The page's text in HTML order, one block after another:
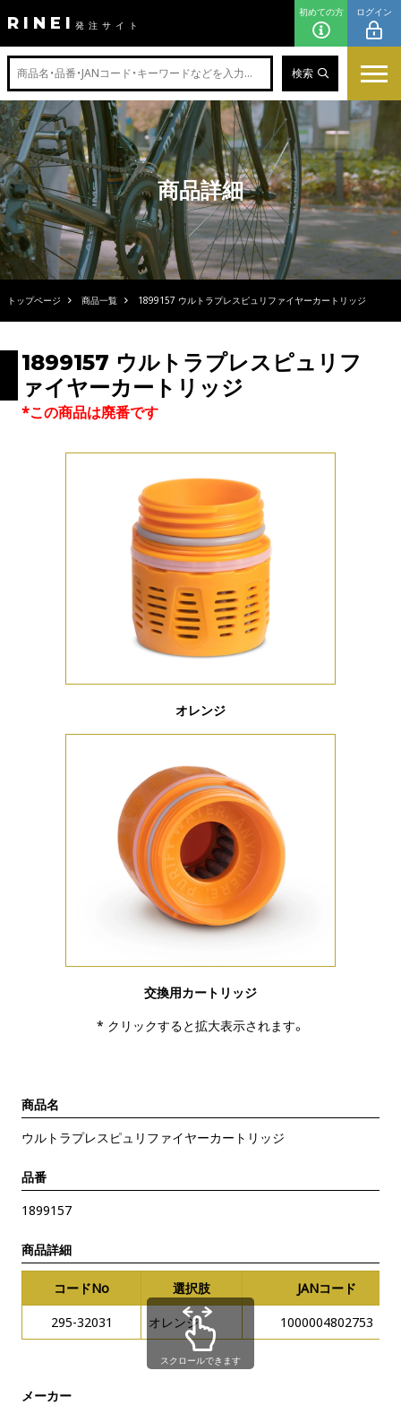
RINEI 発注サイト
初めての方 ログイン
検索
商品詳細
トップページ 商品一覧 1899157 ウルトラプレスピュリファイヤーカートリッジ
1899157 ウルトラプレスピュリフ
ァイヤーカートリッジ
*この商品は廃番です
オレンジ
交換用カートリッジ
* クリックすると拡大表示されます。
商品名
ウルトラプレスピュリファイヤーカートリッジ
品番
1899157
商品詳細
コードNo 選択肢
JANコード
295-32031
オレンジ 1000004802753
スクロールできます
メーカー